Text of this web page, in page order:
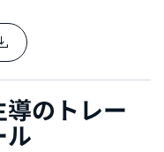
のトレー
ル